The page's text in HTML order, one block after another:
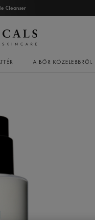
Cleanser
A BŐR KÖZELEBBRŐL